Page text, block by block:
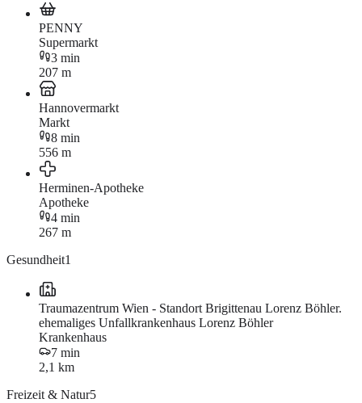
PENNY
Supermarkt
3 min
207 m
Hannovermarkt
Markt
8 min
556 m
Herminen-Apotheke
Apotheke
4 min
267 m
Gesundheit1
Traumazentrum Wien - Standort Brigittenau Lorenz Böhler.
ehemaliges Unfallkrankenhaus Lorenz Böhler
Krankenhaus
7 min
2,1 km
Freizeit & Natur5